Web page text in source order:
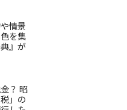
情景
を集
』が
？ 昭
」の